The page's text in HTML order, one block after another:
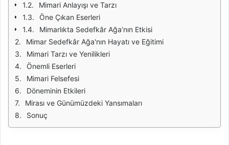
Mimari Anlayışı ve Tarzı
Öne Çıkan Eserleri
Mimarlıkta Sedefkâr Ağa’nın Etkisi
Mimar Sedefkâr Ağa'nın Hayatı ve Eğitimi
Mimari Tarzı ve Yenilikleri
Önemli Eserleri
Mimari Felsefesi
Döneminin Etkileri
Mirası ve Günümüzdeki Yansımaları
Sonuç